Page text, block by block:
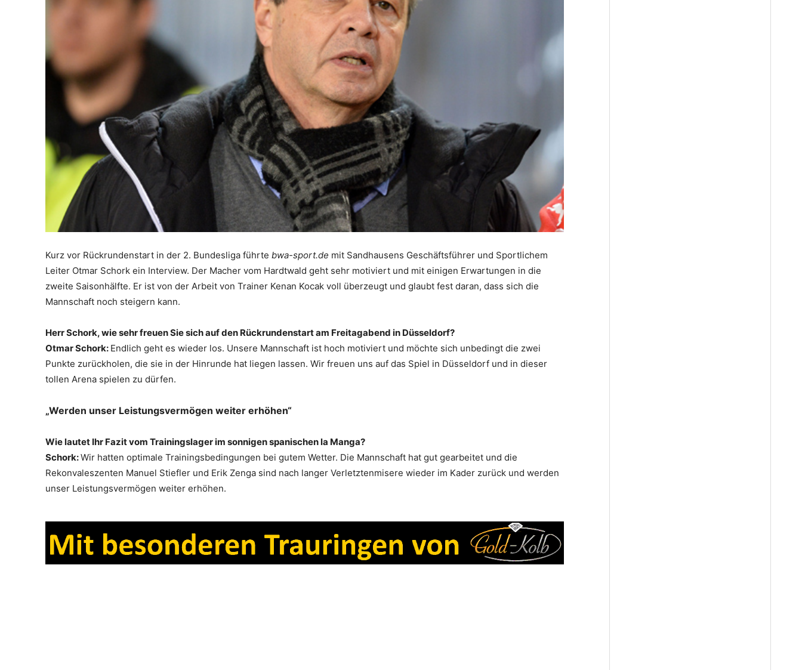
Kurz vor Rückrundenstart in der 2. Bundesliga führte bwa-sport.de mit Sandhausens Geschäftsführer und Sportlichem
Leiter Otmar Schork ein Interview. Der Macher vom Hardtwald geht sehr motiviert und mit einigen Erwartungen in die
zweite Saisonhälfte. Er ist von der Arbeit von Trainer Kenan Kocak voll überzeugt und glaubt fest daran, dass sich die
Mannschaft noch steigern kann.
Herr Schork, wie sehr freuen Sie sich auf den Rückrundenstart am Freitagabend in Düsseldorf?
Otmar Schork: Endlich geht es wieder los. Unsere Mannschaft ist hoch motiviert und möchte sich unbedingt die zwei
Punkte zurückholen, die sie in der Hinrunde hat liegen lassen. Wir freuen uns auf das Spiel in Düsseldorf und in dieser
tollen Arena spielen zu dürfen.
„Werden unser Leistungsvermögen weiter erhöhen“
Wie lautet Ihr Fazit vom Trainingslager im sonnigen spanischen la Manga?
Schork:Wir hatten optimale Trainingsbedingungen bei gutem Wetter. Die Mannschaft hat gut gearbeitet und die
Rekonvaleszenten Manuel Stiefler und Erik Zenga sind nach langer Verletztenmisere wieder im Kader zurück und werden
unser Leistungsvermögen weiter erhöhen.